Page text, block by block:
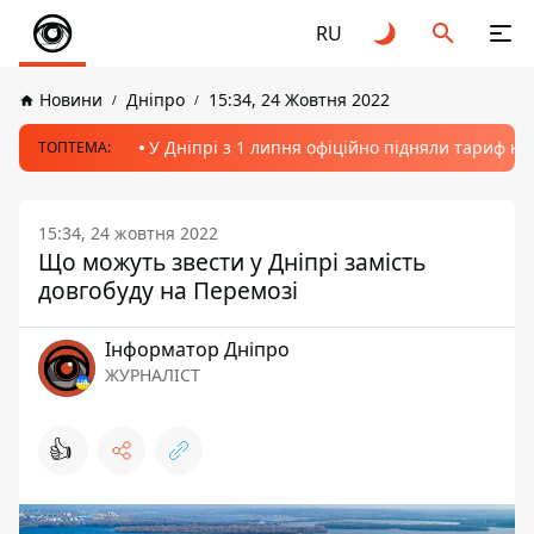
RU
Новини Дніпро 15:34, 24 Жовтня 2022
ТОПТЕМА: У Дніпрі з 1 липня офіційно підняли тариф
15:34, 24 жовтня 2022
Що можуть звести у Дніпрі замість
довгобуду на Перемозі
Інформатор Дніпро
ЖУРНАЛІСТ
👍